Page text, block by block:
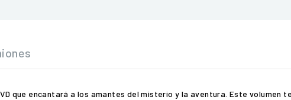
que encantará a los amantes del misterio y la aventura. Este volumen